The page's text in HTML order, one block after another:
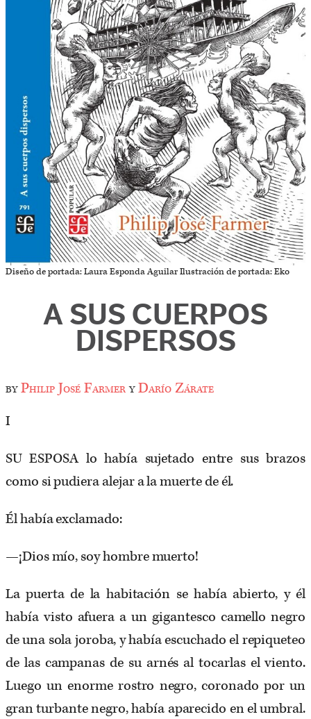
Diseño de portada: Laura Esponda Aguilar Ilustración de portada: Eko
A SUS CUERPOS
DISPERSOS
byPhilip José FarmeryDarío Zárate
I
SU ESPOSA lo había sujetado entre sus brazos
como si pudiera alejar a la muerte de él.
Él había exclamado:
—¡Dios mío, soy hombre muerto!
La puerta de la habitación se había abierto, y él
había visto afuera a un gigantesco camello negro
de una sola joroba, y había escuchado el repiqueteo
de las campanas de su arnés al tocarlas el viento.
Luego un enorme rostro negro, coronado por un
gran turbante negro, había aparecido en el umbral.